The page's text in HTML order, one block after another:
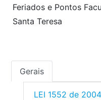
Feriados e Pontos
Santa Teresa
Gerais
LEI 1552 de